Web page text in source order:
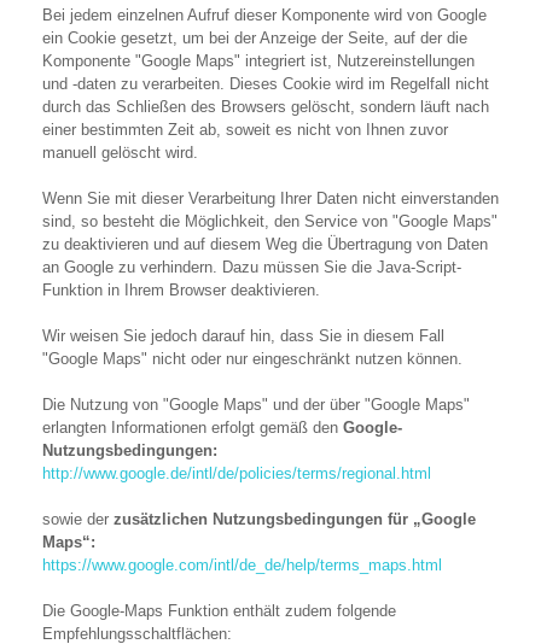
Bei jedem einzelnen Aufruf dieser Komponente wird von Google
ein Cookie gesetzt, um bei der Anzeige der Seite, auf der die
Komponente "Google Maps" integriert ist, Nutzereinstellungen
und -daten zu verarbeiten. Dieses Cookie wird im Regelfall nicht
durch das Schließen des Browsers gelöscht, sondern läuft nach
einer bestimmten Zeit ab, soweit es nicht von Ihnen zuvor
manuell gelöscht wird.
Wenn Sie mit dieser Verarbeitung Ihrer Daten nicht einverstanden
sind, so besteht die Möglichkeit, den Service von "Google Maps"
zu deaktivieren und auf diesem Weg die Übertragung von Daten
an Google zu verhindern. Dazu müssen Sie die Java-Script-
Funktion in Ihrem Browser deaktivieren.
Wir weisen Sie jedoch darauf hin, dass Sie in diesem Fall
"Google Maps" nicht oder nur eingeschränkt nutzen können.
Die Nutzung von "Google Maps" und der über "Google Maps"
erlangten Informationen erfolgt gemäß den Google-
Nutzungsbedingungen:
http://www.google.de/intl/de/policies/terms/regional.html
sowie der zusätzlichen Nutzungsbedingungen für „Google
Maps“:
https://www.google.com/intl/de_de/help/terms_maps.html
Die Google-Maps Funktion enthält zudem folgende
Empfehlungsschaltflächen: